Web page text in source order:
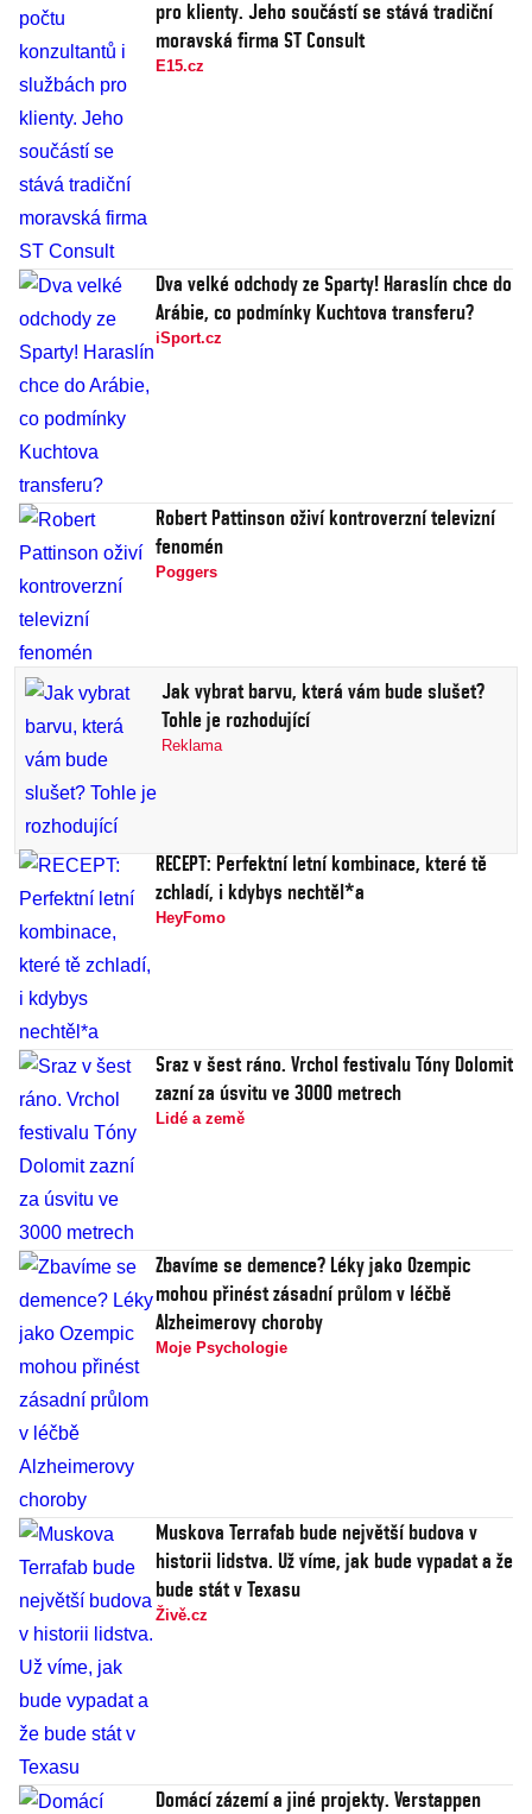
pro klienty. Jeho součástí se stává tradiční
moravská firma ST Consult
E15.cz
Dva velké odchody ze Sparty! Haraslín chce do
Arábie, co podmínky Kuchtova transferu?
iSport.cz
Robert Pattinson oživí kontroverzní televizní
fenomén
Poggers
Jak vybrat barvu, která vám bude slušet?
Tohle je rozhodující
Reklama
RECEPT: Perfektní letní kombinace, které tě
zchladí, i kdybys nechtěl*a
HeyFomo
Sraz v šest ráno. Vrchol festivalu Tóny Dolomit
zazní za úsvitu ve 3000 metrech
Lidé a země
Zbavíme se demence? Léky jako Ozempic
mohou přinést zásadní průlom v léčbě
Alzheimerovy choroby
Moje Psychologie
Muskova Terrafab bude největší budova v
historii lidstva. Už víme, jak bude vypadat a že
bude stát v Texasu
Živě.cz
Domácí zázemí a jiné projekty. Verstappen